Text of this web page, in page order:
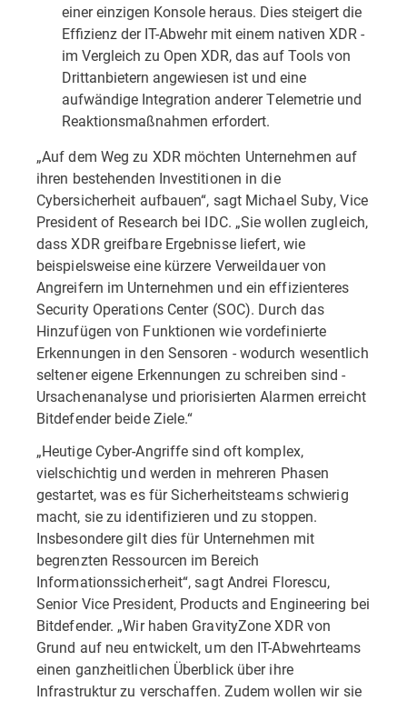
einer einzigen Konsole heraus. Dies steigert die
Effizienz der IT-Abwehr mit einem nativen XDR -
im Vergleich zu Open XDR, das auf Tools von
Drittanbietern angewiesen ist und eine
aufwändige Integration anderer Telemetrie und
Reaktionsmaßnahmen erfordert.
„Auf dem Weg zu XDR möchten Unternehmen auf
ihren bestehenden Investitionen in die
Cybersicherheit aufbauen“, sagt Michael Suby, Vice
President of Research bei IDC. „Sie wollen zugleich,
dass XDR greifbare Ergebnisse liefert, wie
beispielsweise eine kürzere Verweildauer von
Angreifern im Unternehmen und ein effizienteres
Security Operations Center (SOC). Durch das
Hinzufügen von Funktionen wie vordefinierte
Erkennungen in den Sensoren - wodurch wesentlich
seltener eigene Erkennungen zu schreiben sind -
Ursachenanalyse und priorisierten Alarmen erreicht
Bitdefender beide Ziele.“
„Heutige Cyber-Angriffe sind oft komplex,
vielschichtig und werden in mehreren Phasen
gestartet, was es für Sicherheitsteams schwierig
macht, sie zu identifizieren und zu stoppen.
Insbesondere gilt dies für Unternehmen mit
begrenzten Ressourcen im Bereich
Informationssicherheit“, sagt Andrei Florescu,
Senior Vice President, Products and Engineering bei
Bitdefender. „Wir haben GravityZone XDR von
Grund auf neu entwickelt, um den IT-Abwehrteams
einen ganzheitlichen Überblick über ihre
Infrastruktur zu verschaffen. Zudem wollen wir sie